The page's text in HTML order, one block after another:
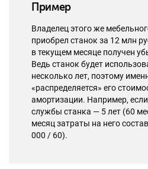
Пример
Владелец этого же
приобрел станок за 12 млн
в текущем месяце получен
Ведь станок будет
несколько лет, поэтому
«распределяется» его
амортизации. Например,
службы станка — 5 лет (60
месяц затраты на него
000 / 60).